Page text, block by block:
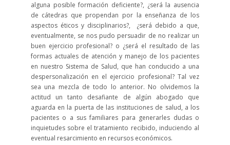
alguna posible formación deficiente?, ¿será la ausencia
de cátedras que propendan por la enseñanza de los
aspectos éticos y disciplinarios?, ¿será debido a que,
eventualmente, se nos pudo persuadir de no realizar un
buen ejercicio profesional? o ¿será el resultado de las
formas actuales de atención y manejo de los pacientes
en nuestro Sistema de Salud, que han conducido a una
despersonalización en el ejercicio profesional? Tal vez
sea una mezcla de todo lo anterior. No olvidemos la
actitud un tanto desafiante de algún abogado que
aguarda en la puerta de las instituciones de salud, a los
pacientes o a sus familiares para generarles dudas o
inquietudes sobre el tratamiento recibido, induciendo al
eventual resarcimiento en recursos económicos.